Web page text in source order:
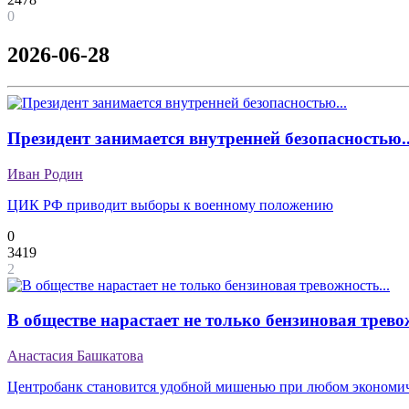
0
2026-06-28
Президент занимается внутренней
Иван Родин
ЦИК РФ приводит выборы к военному положению
0
3419
2
В обществе нарастает не только бензиновая
Анастасия Башкатова
Центробанк становится удобной мишенью при любом